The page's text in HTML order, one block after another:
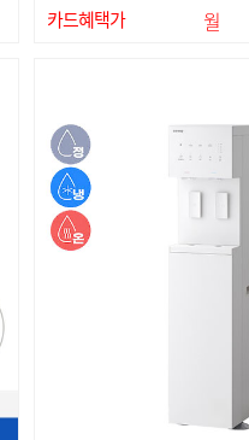
카드혜택가 월